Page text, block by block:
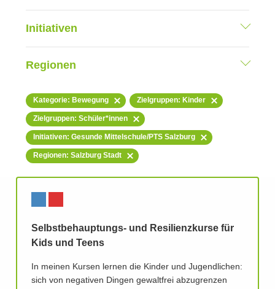
Initiativen
Regionen
Kategorie: Bewegung Zielgruppen: Kinder
Zielgruppen: Schüler*innen
Initiativen: Gesunde Mittelschule/PTS Salzburg
Regionen: Salzburg Stadt
Selbstbehauptungs- und Resilienzkurse für
Kids und Teens
In meinen Kursen lernen die Kinder und Jugendlichen:
sich von negativen Dingen gewaltfrei abzugrenzen